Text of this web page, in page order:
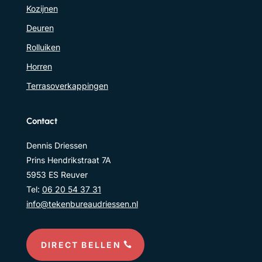
Kozijnen
Deuren
Rolluiken
Horren
Terrasoverkappingen
Contact
Dennis Driessen
Prins Hendrikstraat 7A
5953 ES Reuver
Tel: 06 20 54 37 31
info@tekenbureaudriessen.nl
DIRECT BELLEN